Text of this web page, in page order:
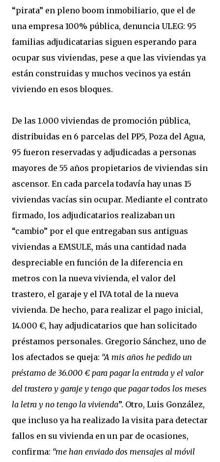
“pirata” en pleno boom inmobiliario, que el de
una empresa 100% pública, denuncia ULEG: 95
familias adjudicatarias siguen esperando para
ocupar sus viviendas, pese a que las viviendas ya
están construidas y muchos vecinos ya están
viviendo en esos bloques.
De las 1.000 viviendas de promoción pública,
distribuidas en 6 parcelas del PP5, Poza del Agua,
95 fueron reservadas y adjudicadas a personas
mayores de 55 años propietarios de viviendas sin
ascensor. En cada parcela todavía hay unas 15
viviendas vacías sin ocupar. Mediante el contrato
firmado, los adjudicatarios realizaban un
“cambio” por el que entregaban sus antiguas
viviendas a EMSULE, más una cantidad nada
despreciable en función de la diferencia en
metros con la nueva vivienda, el valor del
trastero, el garaje y el IVA total de la nueva
vivienda. De hecho, para realizar el pago inicial,
14.000 €, hay adjudicatarios que han solicitado
préstamos personales. Gregorio Sánchez, uno de
los afectados se queja: “A mis años he pedido un
préstamo de 36.000 € para pagar la entrada y el valor
del trastero y garaje y tengo que pagar todos los meses
la letra y no tengo la vivienda”. Otro, Luis González,
que incluso ya ha realizado la visita para detectar
fallos en su vivienda en un par de ocasiones,
confirma: “me han enviado dos mensajes al móvil